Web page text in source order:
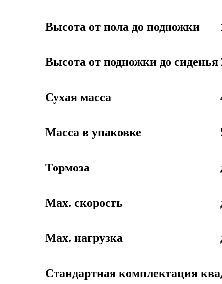
Высота от пола до подножки
Высота от подножки до сиденья
Сухая масса
Масса в упаковке
Тормоза
Max. скорость
Max. нагрузка
Стандартная комплектация